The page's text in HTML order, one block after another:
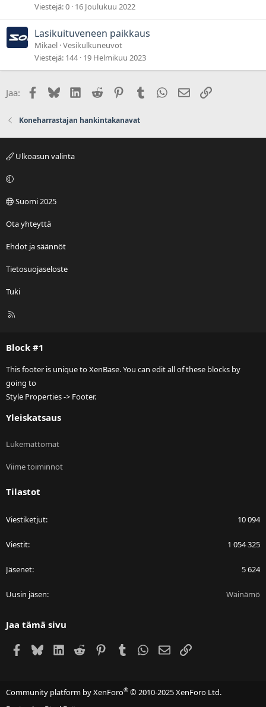
Viestejä 0 16 Joulukuu 2022
Lasikuituveneen paikkaus
Mikael Vesikulkuneuvot
Viestejä 144 19 Helmikuu 2023
Jaa: Facebook
BlueskyLinkedIn
Reddit PinterestTumblr WhatsApp
Sähköposti
Linkki
Koneharrastajan hankintakanavat
Ulkoasun valinta
Suomi 2025
Ota yhteyttä
Ehdot ja säännöt
Tietosuojaseloste
Tuki
R
Block #1
This footer is unique to XenBase. You can edit all of these blocks by
going to
Style Properties -> Footer.
Yleiskatsaus
Lukemattomat
Viime toiminnot
Tilastot
Viestiketjut 10 094
Viestit 1 054 325
Jäsenet 5 624
Uusin jäsen Wäinämö
Jaa tämä sivu
Facebook
BlueskyLinkedIn
Reddit PinterestTumblr WhatsApp
Sähköposti
Linkki
Community platform by XenForo® © 2010-2025 XenForo Ltd.